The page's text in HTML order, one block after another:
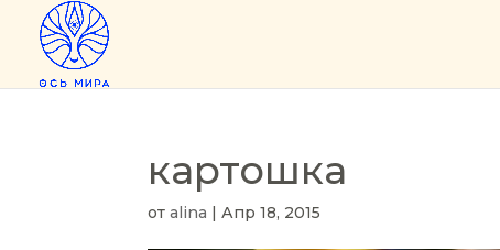
картошка
отalina |Апр 18, 2015